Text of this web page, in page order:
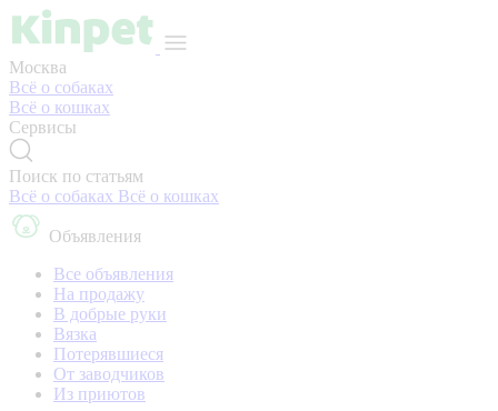
Москва
Всё о собаках
Всё о кошках
Сервисы
Поиск по статьям
Всё о собаках Всё о кошках
Объявления
Все объявления
На продажу
В добрые руки
Вязка
Потерявшиеся
От заводчиков
Из приютов